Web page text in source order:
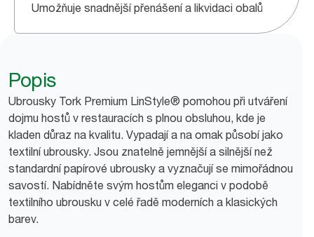
Umožňuje snadnější přenášení a likvidaci obalů
Popis
Ubrousky Tork Premium LinStyle® pomohou při utváření
dojmu hostů v restauracích s plnou obsluhou, kde je
kladen důraz na kvalitu. Vypadají a na omak působí jako
textilní ubrousky. Jsou znatelně jemnější a silnější než
standardní papírové ubrousky a vyznačují se mimořádnou
savostí. Nabídněte svým hostům eleganci v podobě
textilního ubrousku v celé řadě moderních a klasických
barev.